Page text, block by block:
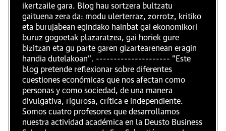
ikertzaile gara. Blog hau sortzera bultzatu
gaituena zera da: modu ulerterraz, zorrotz, kritiko
eta burujabean egindako hainbat gai ekonomikori
buruz gogoetak plazaratzea, gai horiek gure
bizitzan eta gu parte garen gizartearenean eragin
handia dutelakoan". --------------------- "Este
blog pretende reflexionar sobre diferentes
cuestiones económicas que nos afectan como
personas y como sociedad, de una manera
divulgativa, rigurosa, crítica e independiente.
Somos cuatro profesores que desarrollamos
nuestra actividad académica en la Deusto Business